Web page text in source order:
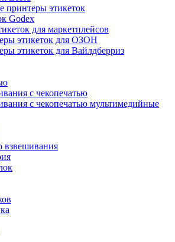
принтеры этикеток
Godex
для маркетплейсов
этикеток для ОЗОН
этикеток для Вайлдберриз
с чекопечатью
с чекопечатью мультимедийные
взвешивания